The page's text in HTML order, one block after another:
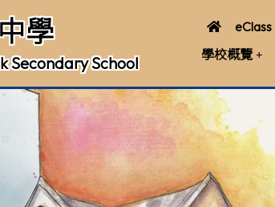
學
Secondary School
eClass
學校概覽